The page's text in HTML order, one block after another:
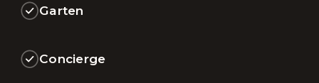
Garten
Concierge